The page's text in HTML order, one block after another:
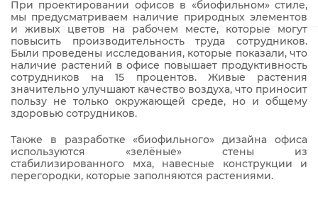
При проектировании офисов в «биофильном» стиле,
мы предусматриваем наличие природных элементов
и живых цветов на рабочем месте, которые могут
повысить производительность труда сотрудников.
Были проведены исследования, которые показали, что
наличие растений в офисе повышает продуктивность
сотрудников на 15 процентов. Живые растения
значительно улучшают качество воздуха, что приносит
пользу не только окружающей среде, но и общему
здоровью сотрудников.
Также в разработке «биофильного» дизайна офиса
используются «зелёные» стены из
стабилизированного мха, навесные конструкции и
перегородки, которые заполняются растениями.